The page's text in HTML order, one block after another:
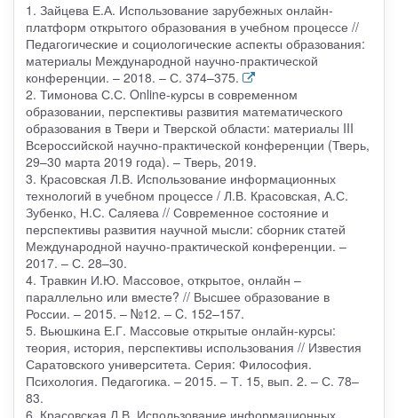
1. Зайцева Е.А. Использование зарубежных онлайн-
платформ открытого образования в учебном процессе //
Педагогические и социологические аспекты образования:
материалы Международной научно-практической
конференции. – 2018. – С. 374–375.
2. Тимонова С.С. Online-курсы в современном
образовании, перспективы развития математического
образования в Твери и Тверской области: материалы III
Всероссийской научно-практической конференции (Тверь,
29–30 марта 2019 года). – Тверь, 2019.
3. Красовская Л.В. Использование информационных
технологий в учебном процессе / Л.В. Красовская, А.С.
Зубенко, Н.С. Саляева // Современное состояние и
перспективы развития научной мысли: сборник статей
Международной научно-практической конференции. –
2017. – С. 28–30.
4. Травкин И.Ю. Массовое, открытое, онлайн –
параллельно или вместе? // Высшее образование в
России. – 2015. – №12. – C. 152–157.
5. Вьюшкина Е.Г. Массовые открытые онлайн-курсы:
теория, история, перспективы использования // Известия
Саратовского университета. Серия: Философия.
Психология. Педагогика. – 2015. – Т. 15, вып. 2. – С. 78–
83.